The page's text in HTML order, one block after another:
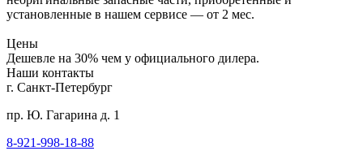
установленные в нашем сервисе — от 2 мес.
Цены
Дешевле на 30% чем у официального дилера.
Наши контакты
г. Санкт-Петербург
пр. Ю. Гагарина д. 1
8-921-998-18-88